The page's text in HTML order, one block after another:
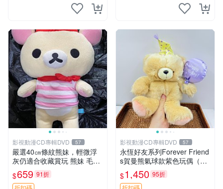
影視動漫CD專輯DVD 57
嚴選40㎝條紋熊妹，輕微浮
灰仍適合收藏賞玩 熊妹 毛絨
玩具 浮雕熊
$659 91折
影視動漫CD專輯DVD 57
永恆好友系列Forever Friend
s賀曼熊氣球款紫色玩偶（鼻
子稍有磨損） 中古玩具 氣球
熊 玩偶
$1,450 95折